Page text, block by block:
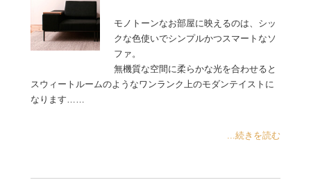
モノトーンなお部屋に映えるのは、シッ
クな色使いでシンプルかつスマートなソ
ファ。
無機質な空間に柔らかな光を合わせると
スウィートルームのようなワンランク上のモダンテイストに
なります……
...続きを読む